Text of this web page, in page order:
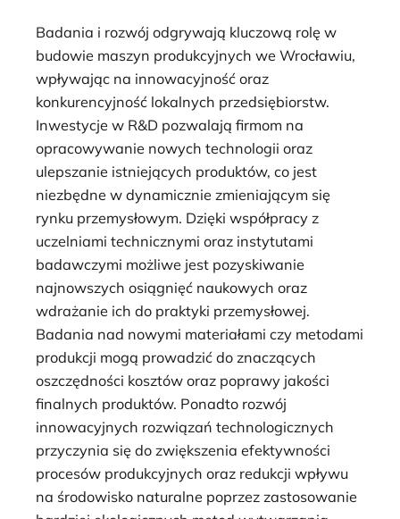
Badania i rozwój odgrywają kluczową rolę w
budowie maszyn produkcyjnych we Wrocławiu,
wpływając na innowacyjność oraz
konkurencyjność lokalnych przedsiębiorstw.
Inwestycje w R&D pozwalają firmom na
opracowywanie nowych technologii oraz
ulepszanie istniejących produktów, co jest
niezbędne w dynamicznie zmieniającym się
rynku przemysłowym. Dzięki współpracy z
uczelniami technicznymi oraz instytutami
badawczymi możliwe jest pozyskiwanie
najnowszych osiągnięć naukowych oraz
wdrażanie ich do praktyki przemysłowej.
Badania nad nowymi materiałami czy metodami
produkcji mogą prowadzić do znaczących
oszczędności kosztów oraz poprawy jakości
finalnych produktów. Ponadto rozwój
innowacyjnych rozwiązań technologicznych
przyczynia się do zwiększenia efektywności
procesów produkcyjnych oraz redukcji wpływu
na środowisko naturalne poprzez zastosowanie